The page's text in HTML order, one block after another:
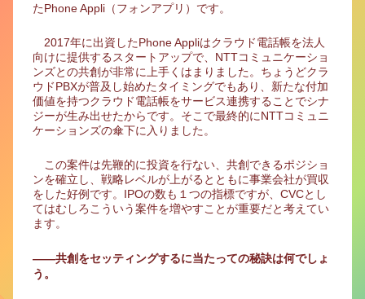
たPhone Appli（フォンアプリ）です。
2017年に出資したPhone Appliはクラウド電話帳を法人
向けに提供するスタートアップで、NTTコミュニケーショ
ンズとの共創が非常に上手くはまりました。ちょうどクラ
ウドPBXが普及し始めたタイミングでもあり、新たな付加
価値を持つクラウド電話帳をサービス連携することでシナ
ジーが生み出せたからです。そこで最終的にNTTコミュニ
ケーションズの傘下に入りました。
この案件は先鞭的に投資を行ない、共創できるポジショ
ンを確立し、戦略レベルが上がるとともに事業会社が買収
をした好例です。IPOの数も１つの指標ですが、CVCとし
てはむしろこういう案件を増やすことが重要だと考えてい
ます。
――共創をセッティングするに当たっての秘訣は何でしょ
う。